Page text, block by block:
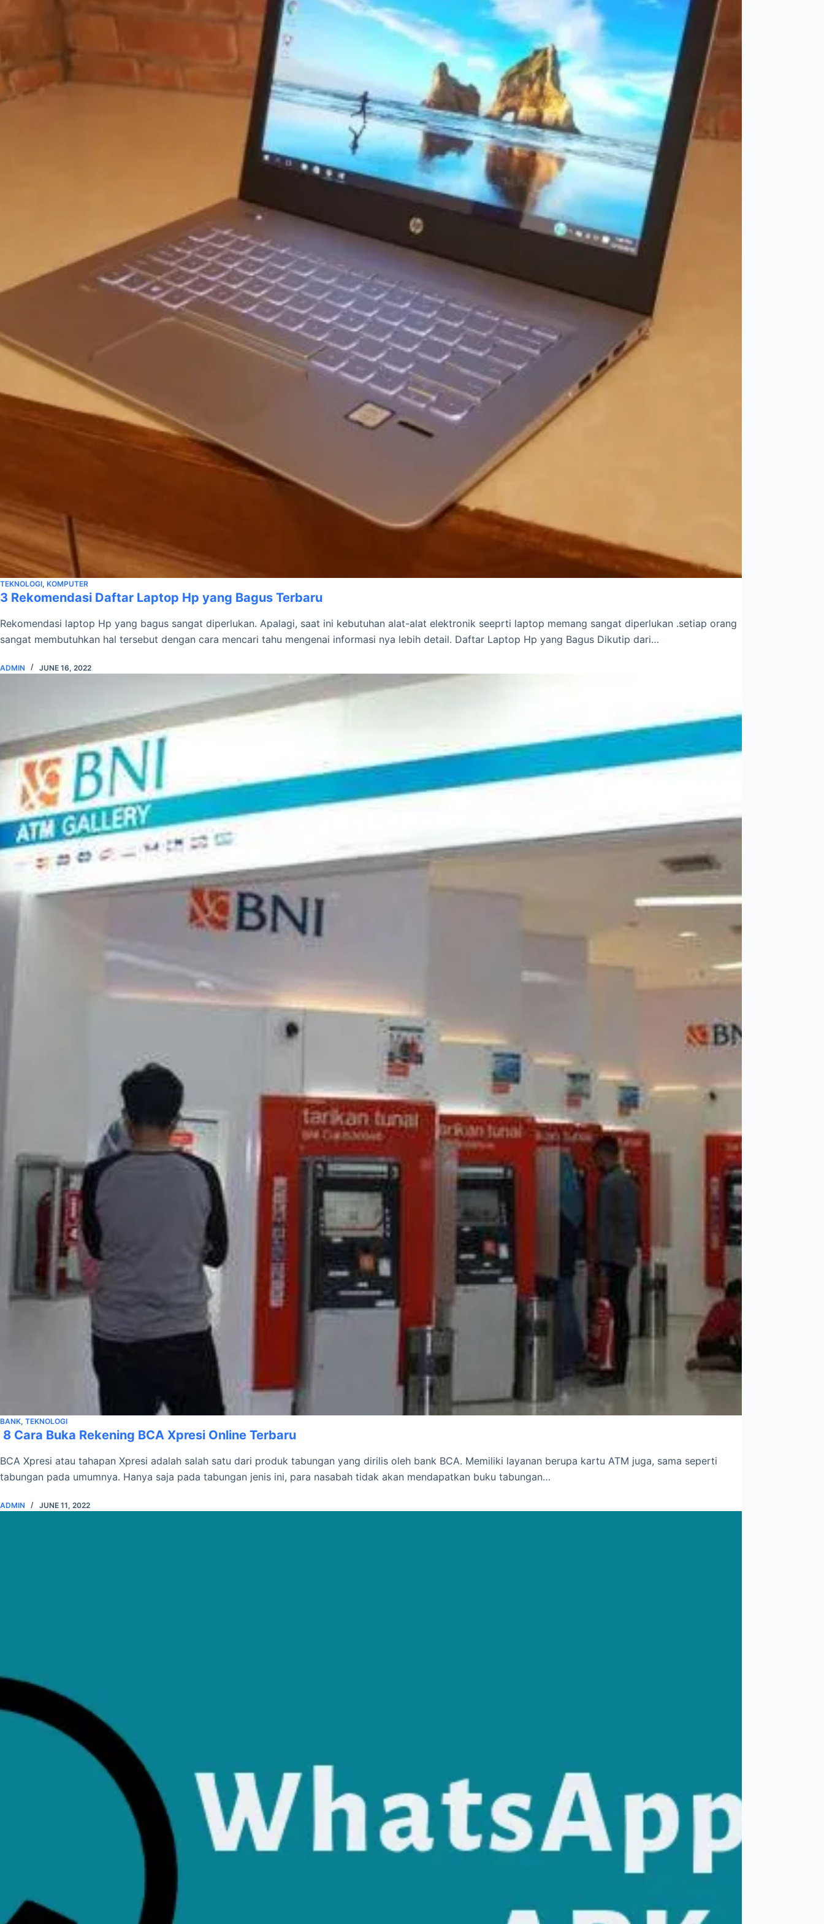
TEKNOLOGI, KOMPUTER
3 Rekomendasi Daftar Laptop Hp yang Bagus Terbaru
Rekomendasi laptop Hp yang bagus sangat diperlukan. Apalagi, saat ini kebutuhan alat-alat elektronik seeprti laptop memang sangat diperlukan .setiap orang
sangat membutuhkan hal tersebut dengan cara mencari tahu mengenai informasi nya lebih detail. Daftar Laptop Hp yang Bagus Dikutip dari…
ADMIN JUNE 16, 2022
BANK, TEKNOLOGI
8 Cara Buka Rekening BCA Xpresi Online Terbaru
BCA Xpresi atau tahapan Xpresi adalah salah satu dari produk tabungan yang dirilis oleh bank BCA. Memiliki layanan berupa kartu ATM juga, sama seperti
tabungan pada umumnya. Hanya saja pada tabungan jenis ini, para nasabah tidak akan mendapatkan buku tabungan…
ADMIN JUNE 11, 2022